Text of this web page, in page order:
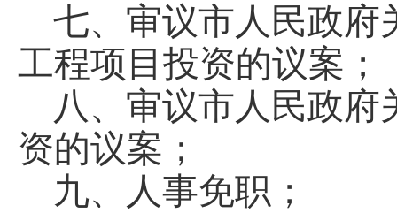
七、审议市人民政府
工程项目投资的议案；
八、审议市人民政
资的议案；
九、人事免职；